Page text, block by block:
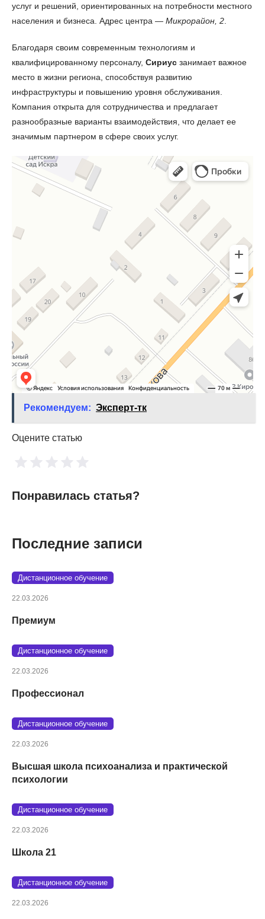
услуг и решений, ориентированных на потребности местного
населения и бизнеса. Адрес центра — Микрорайон, 2
Благодаря своим современным технологиям и
квалифицированному персоналу, Сириус занимает важное
место в жизни региона, способствуя развитию
инфраструктуры и повышению уровня обслуживания.
Компания открыта для сотрудничества и предлагает
разнообразные варианты взаимодействия, что делает ее
значимым партнером в сфере своих услуг.
Рекомендуем: Эксперт-тк
Оцените статью
Понравилась статья?
Последние записи
Дистанционное обучение
22.03.2026
Премиум
Дистанционное обучение
22.03.2026
Профессионал
Дистанционное обучение
22.03.2026
Высшая школа психоанализа и практической
психологии
Дистанционное обучение
22.03.2026
Школа 21
Дистанционное обучение
22.03.2026